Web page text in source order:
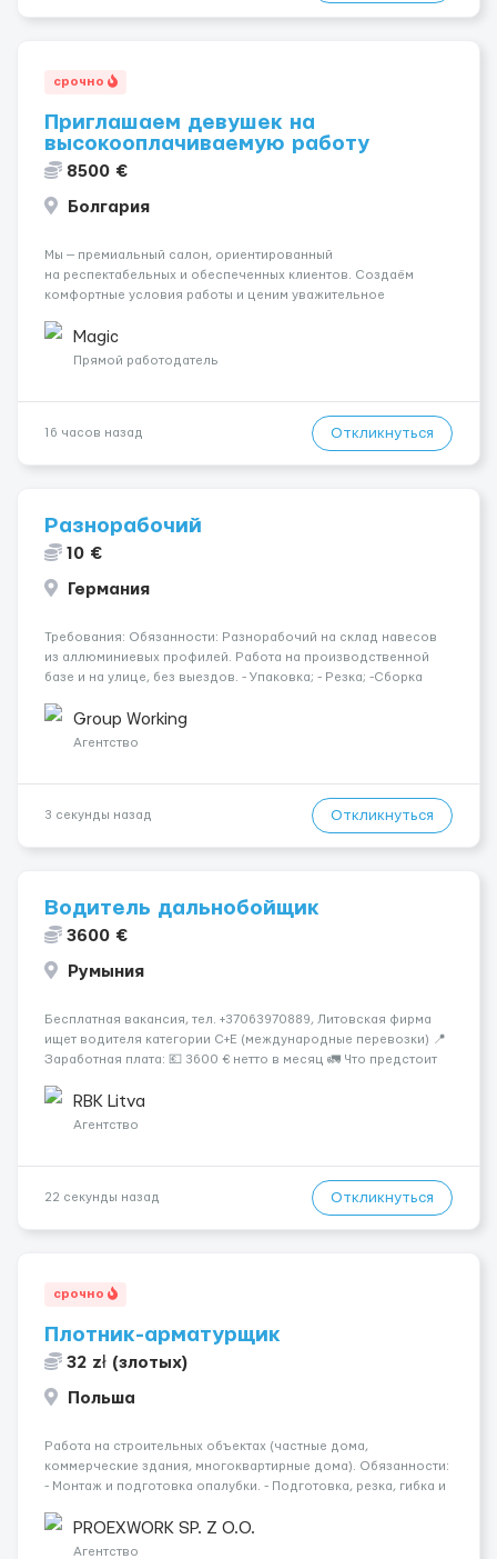
срочно
Приглашаем девушек на
высокооплачиваемую работу
8500 €
Болгария
Мы — премиальный салон, ориентированный
на респектабельных и обеспеченных клиентов. Создаём
комфортные условия работы и ценим уважительное
💎 Высокий доход — от 2000 € в неделю и выше 💎 Честная
сис...
Magic
Прямой работодатель
16 часов назад Откликнуться
Разнорабочий
10 €
Германия
Требования: Обязанности: Разнорабочий на склад навесов
из аллюминиевых профилей. Работа на производственной
базе и на улице, без выездов. - Упаковка; - Резка; -Сборка
инструментами. Для кого: Муж. до 40 лет Опыт: Без опыта
рабо...
Group Working
Агентство
3 секунды назад Откликнуться
Водитель дальнобойщик
3600 €
Румыния
Бесплатная вакансия, тел. +37063970889, Литовская фирма
ищет водителя категории C+E (международные перевозки) 📍
Заработная плата: 💶 3600 € нетто в месяц 🚛 Что предстоит
рефрижераторах. В среднем 400–500 км в день. Погрузки и
разгрузки...
RBK Litva
Агентство
22 секунды назад Откликнуться
срочно
Плотник-арматурщик
32 zł (злотых)
Польша
Работа на строительных объектах (частные дома,
коммерческие здания, многоквартирные дома). Обязанности:
- Монтаж и подготовка опалубки. - Подготовка, резка, гибка и
Связка арматурных стержней. - Заливка бетона. - Демонтаж
опалубки после за...
PROEXWORK SP. Z O.O.
Агентство